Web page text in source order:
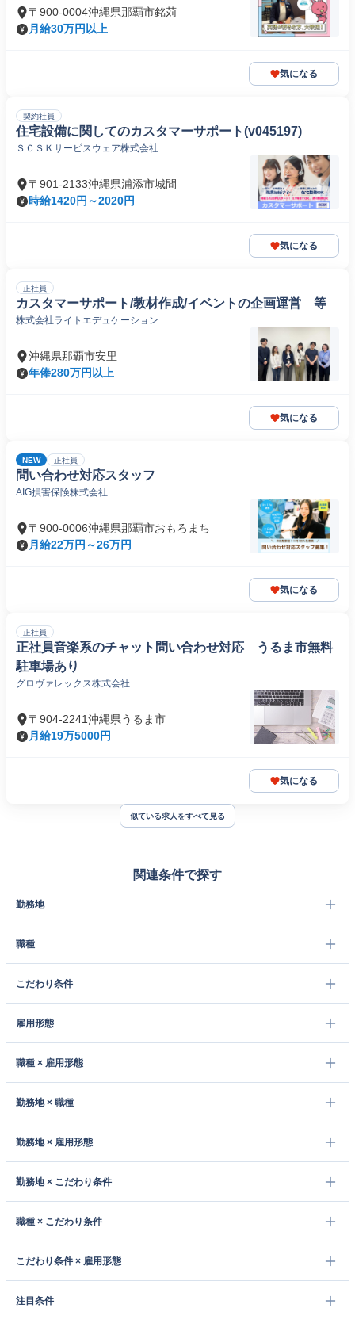
〒900-0004沖縄県那覇市銘苅
月給30万円以上
気になる
契約社員
住宅設備に関してのカスタマーサポート(v045197)
ＳＣＳＫサービスウェア株式会社
〒901-2133沖縄県浦添市城間
時給1420円～2020円
気になる
正社員
カスタマーサポート/教材作成/イベントの企画運営 等
株式会社ライトエデュケーション
沖縄県那覇市安里
年俸280万円以上
気になる
NEW 正社員
問い合わせ対応スタッフ
AIG損害保険株式会社
〒900-0006沖縄県那覇市おもろまち
月給22万円～26万円
気になる
正社員
正社員音楽系のチャット問い合わせ対応 うるま市無料
駐車場あり
グロヴァレックス株式会社
〒904-2241沖縄県うるま市
月給19万5000円
気になる
似ている求人をすべて見る
関連条件で探す
勤務地
職種
こだわり条件
雇用形態
職種 × 雇用形態
勤務地 × 職種
勤務地 × 雇用形態
勤務地 × こだわり条件
職種 × こだわり条件
こだわり条件 × 雇用形態
注目条件